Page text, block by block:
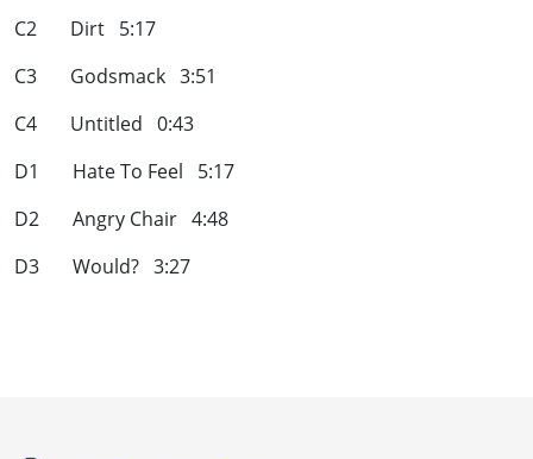
C2 Dirt 5:17
C3 Godsmack 3:51
C4 Untitled 0:43
D1 Hate To Feel 5:17
D2 Angry Chair 4:48
D3 Would? 3:27